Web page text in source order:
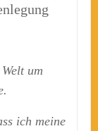
um
ich meine